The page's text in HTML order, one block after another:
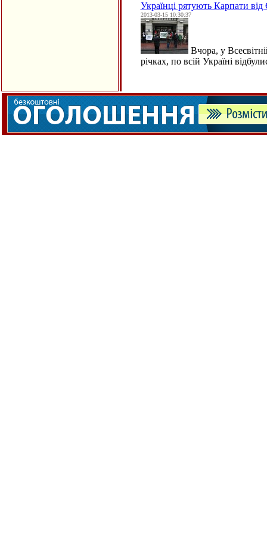
Українці рятують Карпати
2013-03-15 10:30:37
Вчора, у
річках, по всій Україні